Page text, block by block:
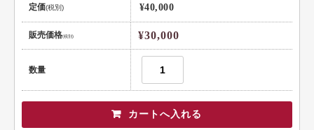
定価(税別) ¥40,000
販売価格(税別) ¥30,000
数量